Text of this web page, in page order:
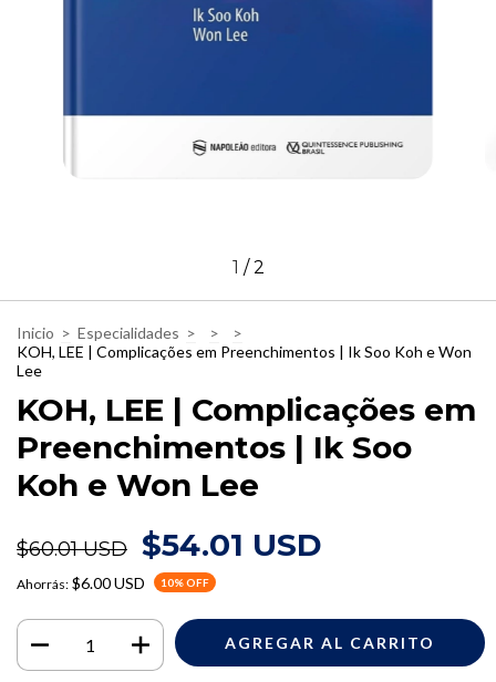
1 /2
Inicio > Especialidades > >
>
KOH, LEE | Complicações em Preenchimentos | Ik Soo Koh e Won
Lee
KOH, LEE | Complicações em
Preenchimentos | Ik Soo
Koh e Won Lee
$60.01 USD $54.01 USD
Ahorrás: $6.00 USD 10% OFF